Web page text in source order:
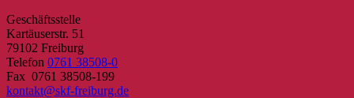
Geschäftsstelle
Kartäuserstr. 51
79102 Freiburg
Telefon 0761 38508-0
Fax 0761 38508-199
kontakt@skf-freiburg.de